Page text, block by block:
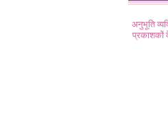
अनुभूति
प्रकाशकों